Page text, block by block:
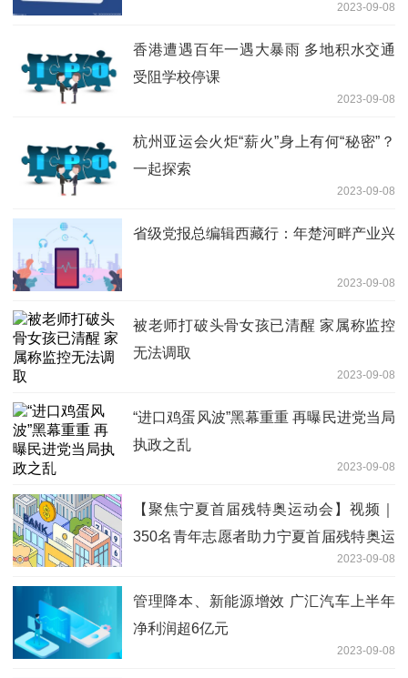
2023-09-08
香港遭遇百年一遇大暴雨 多地积水交通
受阻学校停课
2023-09-08
杭州亚运会火炬“薪火”身上有何“秘密”？
一起探索
2023-09-08
省级党报总编辑西藏行：年楚河畔产业兴
2023-09-08
被老师打破头骨女孩已清醒 家属称监控
无法调取
2023-09-08
“进口鸡蛋风波”黑幕重重 再曝民进党当局
执政之乱
2023-09-08
【聚焦宁夏首届残特奥运动会】视频｜
350名青年志愿者助力宁夏首届残特奥运
2023-09-08
管理降本、新能源增效 广汇汽车上半年
净利润超6亿元
2023-09-08